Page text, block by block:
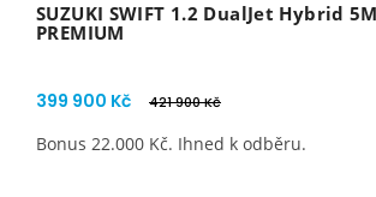
SUZUKI SWIFT 1.2 DualJet Hybrid
PREMIUM
399 900 Kč 421 900 Kč
Bonus 22.000 Kč. Ihned k odběru.